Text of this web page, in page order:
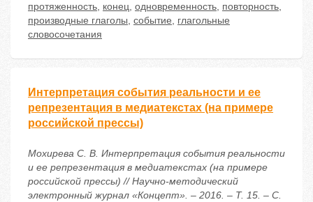
протяженность, конец, одновременность, повторность,
производные глаголы, событие, глагольные
словосочетания
Интерпретация события реальности и ее
репрезентация в медиатекстах (на примере
российской прессы)
Мохирева С. В. Интерпретация события реальности
и ее репрезентация в медиатекстах (на примере
российской прессы) // Научно-методический
электронный журнал «Концепт». – 2016. – Т. 15. – С.